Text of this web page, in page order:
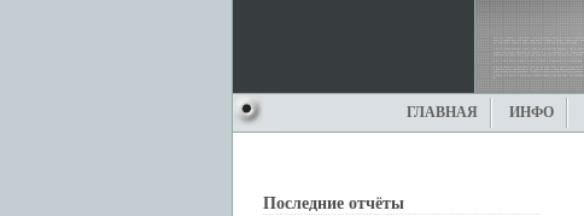
ГЛАВНАЯ ИНФО
Последние отчёты